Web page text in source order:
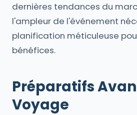
dernières tendances du
l'ampleur de l'événement
planification méticuleuse
bénéfices.
Préparatifs
Voyage